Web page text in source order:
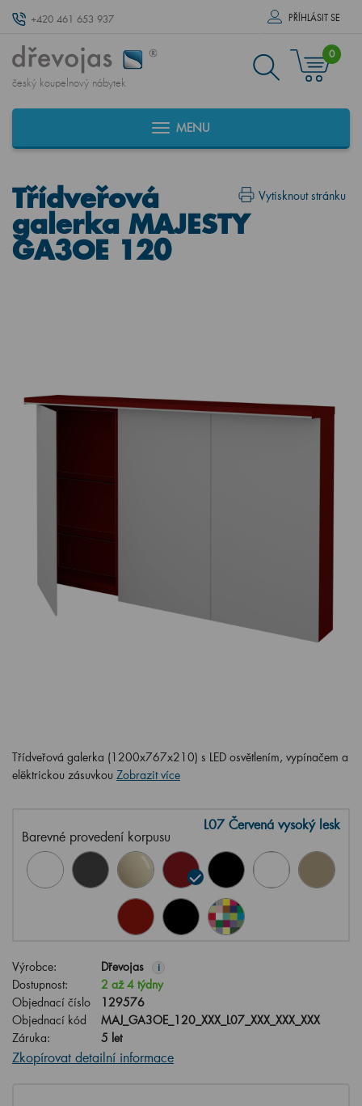
+420 461 653 937 PŘÍHLÁSIT SE
český koupelnový nábytek
0
MENU
Vytisknout stránku
Třídveřová
galerka MAJESTY
GA3OE 120
Třídveřová galerka (1200x767x210) s LED osvětlením, vypínačem a
elëktrickou zásuvkou Zobrazit více
Barevné provedení korpusu
L07 Červená vysoký lesk
Výrobce: Dřevojas i
Dostupnost:
2 až 4 týdny
Objednací číslo
129576
Objednací kód
MAJ_GA3OE_120_XXX_L07_XXX_XXX_XXX
Záruka:
5 let
Zkopírovat detailní informace